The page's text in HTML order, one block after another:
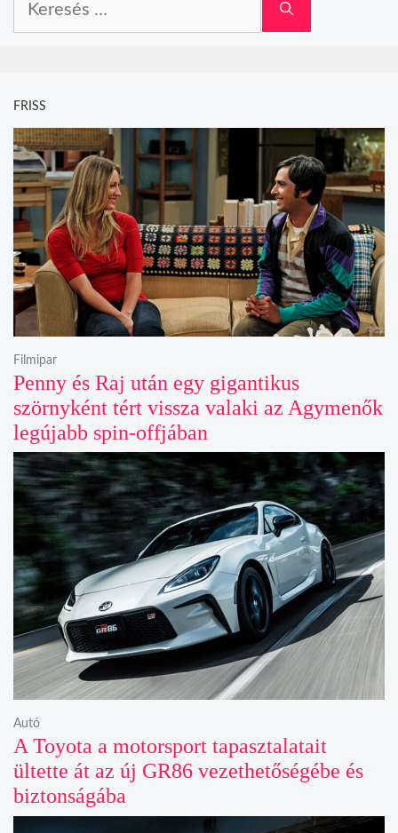
FRISS
Penny és Raj után egy gigantikus
szörnyként tért vissza valaki az Agymenők
legújabb spin-offjában
Filmipar
A Toyota a motorsport tapasztalatait
ültette át az új GR86 vezethetőségébe és
biztonságába
Autó